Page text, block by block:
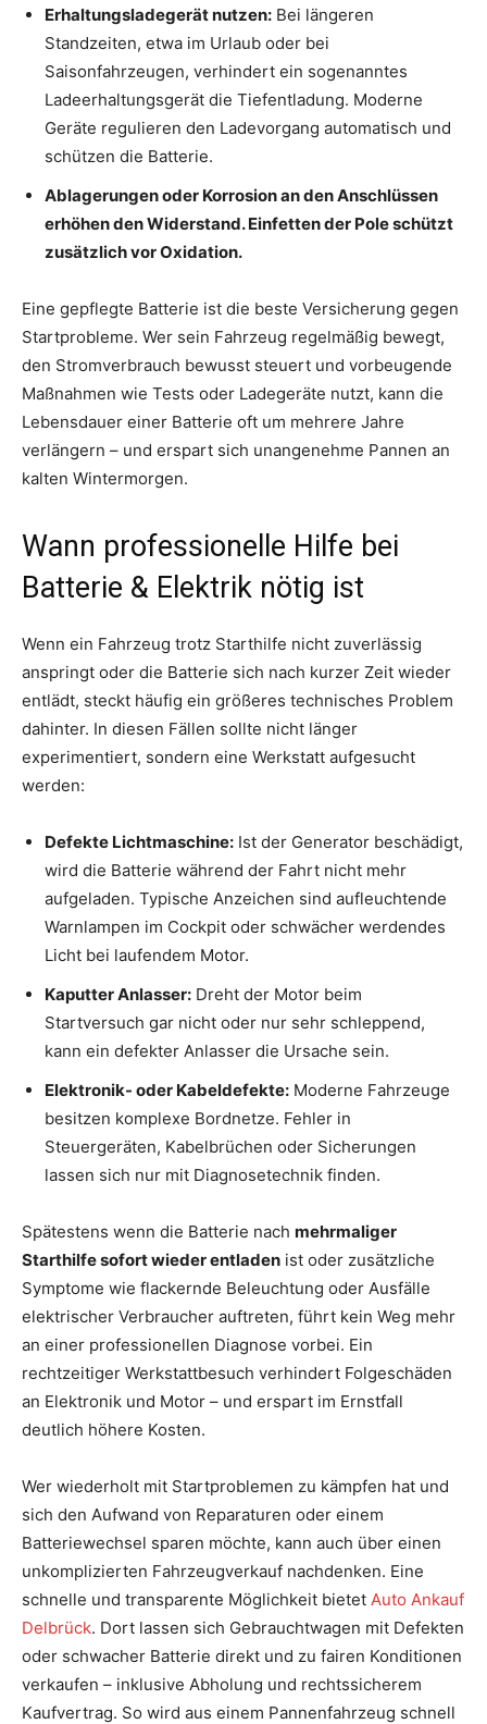
Erhaltungsladegerät nutzen: Bei längeren
Standzeiten, etwa im Urlaub oder bei
Saisonfahrzeugen, verhindert ein sogenanntes
Ladeerhaltungsgerät die Tiefentladung. Moderne
Geräte regulieren den Ladevorgang automatisch und
schützen die Batterie.
Ablagerungen oder Korrosion an den Anschlüssen
erhöhen den Widerstand. Einfetten der Pole schützt
zusätzlich vor Oxidation.
Eine gepflegte Batterie ist die beste Versicherung gegen
Startprobleme. Wer sein Fahrzeug regelmäßig bewegt,
den Stromverbrauch bewusst steuert und vorbeugende
Maßnahmen wie Tests oder Ladegeräte nutzt, kann die
Lebensdauer einer Batterie oft um mehrere Jahre
verlängern – und erspart sich unangenehme Pannen an
kalten Wintermorgen.
Wann professionelle Hilfe bei
Batterie & Elektrik nötig ist
Wenn ein Fahrzeug trotz Starthilfe nicht zuverlässig
anspringt oder die Batterie sich nach kurzer Zeit wieder
entlädt, steckt häufig ein größeres technisches Problem
dahinter. In diesen Fällen sollte nicht länger
experimentiert, sondern eine Werkstatt aufgesucht
werden:
Defekte Lichtmaschine: Ist der Generator beschädigt,
wird die Batterie während der Fahrt nicht mehr
aufgeladen. Typische Anzeichen sind aufleuchtende
Warnlampen im Cockpit oder schwächer werdendes
Licht bei laufendem Motor.
Kaputter Anlasser: Dreht der Motor beim
Startversuch gar nicht oder nur sehr schleppend,
kann ein defekter Anlasser die Ursache sein.
Elektronik- oder Kabeldefekte: Moderne Fahrzeuge
besitzen komplexe Bordnetze. Fehler in
Steuergeräten, Kabelbrüchen oder Sicherungen
lassen sich nur mit Diagnosetechnik finden.
Spätestens wenn die Batterie nach mehrmaliger
Starthilfe sofort wieder entladen ist oder zusätzliche
Symptome wie flackernde Beleuchtung oder Ausfälle
elektrischer Verbraucher auftreten, führt kein Weg mehr
an einer professionellen Diagnose vorbei. Ein
rechtzeitiger Werkstattbesuch verhindert Folgeschäden
an Elektronik und Motor – und erspart im Ernstfall
deutlich höhere Kosten.
Wer wiederholt mit Startproblemen zu kämpfen hat und
sich den Aufwand von Reparaturen oder einem
Batteriewechsel sparen möchte, kann auch über einen
unkomplizierten Fahrzeugverkauf nachdenken. Eine
schnelle und transparente Möglichkeit bietet Auto Ankauf
Delbrück. Dort lassen sich Gebrauchtwagen mit Defekten
oder schwacher Batterie direkt und zu fairen Konditionen
verkaufen – inklusive Abholung und rechtssicherem
Kaufvertrag. So wird aus einem Pannenfahrzeug schnell